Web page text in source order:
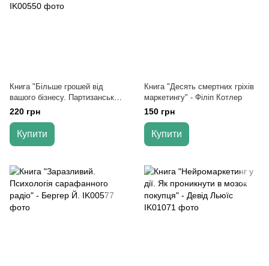
Книга "Більше грошей від
вашого бізнесу. Партизанський
маркетинг у дії" - Олександр
Левітас
220 грн
Купити
Книга "Десять смертних гріхів
маркетингу" - Філіп Котлер
150 грн
Купити